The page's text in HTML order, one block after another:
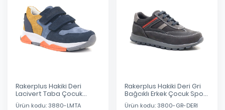
Rakerplus Hakiki Deri
Lacivert Taba Çocuk
Sneakers Spor Ayakkabı
Ürün kodu: 3880-LMTA
Rakerplus Hakiki Deri Gri
Bağcıklı Erkek Çocuk Spor
Okul Ayakkabı
Ürün kodu: 3800-GR-DERI